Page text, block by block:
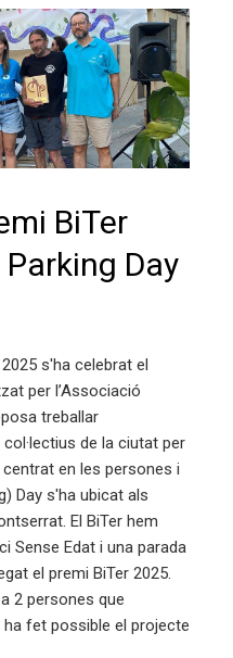
BiTer
Day
s'ha celebrat el
per l’Associació
treballar
de la ciutat per
en les persones i
Day s'ha ubicat als
El BiTer hem
Sense Edat i una parada
el premi BiTer 2025.
2 persones que
fet possible el projecte